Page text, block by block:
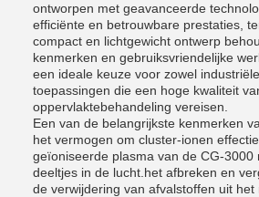
ontworpen met geavanceerde
efficiënte en betrouwbare prestaties,
compact en lichtgewicht ontwerp
kenmerken en gebruiksvriendelijke
een ideale keuze voor zowel
toepassingen die een hoge kwaliteit
oppervlaktebehandeling vereisen.
Een van de belangrijkste kenmerken
het vermogen om cluster-ionen
geïoniseerde plasma van de CG-3000
deeltjes in de lucht.het afbreken en
de verwijdering van afvalstoffen uit het